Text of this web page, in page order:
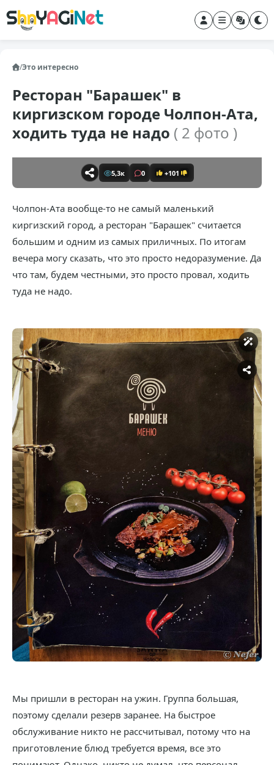
/Это интересно
Ресторан "Барашек" в
киргизском городе Чолпон-Ата,
ходить туда не надо ( 2 фото )
5,3к 0 +101
Чолпон-Ата вообще-то не самый маленький
киргизский город, а ресторан "Барашек" считается
большим и одним из самых приличных. По итогам
вечера могу сказать, что это просто недоразумение. Да
что там, будем честными, это просто провал, ходить
туда не надо.
Мы пришли в ресторан на ужин. Группа большая,
поэтому сделали резерв заранее. На быстрое
обслуживание никто не рассчитывал, потому что на
приготовление блюд требуется время, все это